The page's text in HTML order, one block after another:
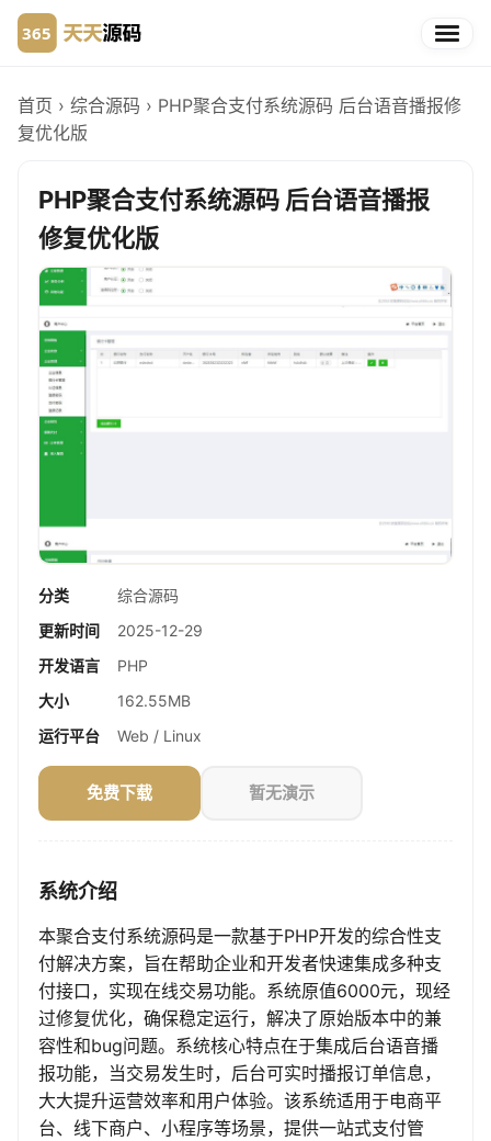
首页 › 综合源码 › PHP聚合支付系统源码 后台语音播报修
复优化版
PHP聚合支付系统源码 后台语音播报
修复优化版
分类
综合源码
更新时间
2025-12-29
开发语言
PHP
大小
162.55MB
运行平台
Web / Linux
免费下载 暂无演示
系统介绍
本聚合支付系统源码是一款基于PHP开发的综合性支
付解决方案，旨在帮助企业和开发者快速集成多种支
付接口，实现在线交易功能。系统原值6000元，现经
过修复优化，确保稳定运行，解决了原始版本中的兼
容性和bug问题。系统核心特点在于集成后台语音播
报功能，当交易发生时，后台可实时播报订单信息，
大大提升运营效率和用户体验。该系统适用于电商平
台、线下商户、小程序等场景，提供一站式支付管